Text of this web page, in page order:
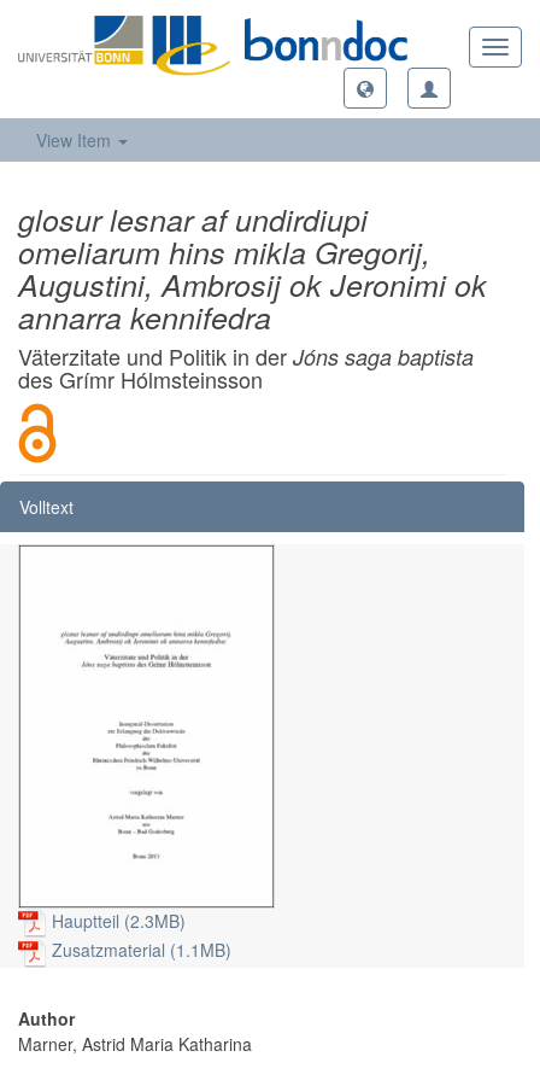
View Item
glosur lesnar af undirdiupi
omeliarum hins mikla Gregorij,
Augustini, Ambrosij ok Jeronimi ok
annarra kennifedra
Väterzitate und Politik in der Jóns saga baptista
des Grímr Hólmsteinsson
Volltext
Hauptteil (2.3MB)
Zusatzmaterial (1.1MB)
Author
Marner, Astrid Maria Katharina